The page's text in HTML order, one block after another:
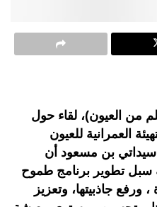
بجماعة الدشيرة (20 كلم من العيون)، لقاء حول
العمرانية للعيون
سيداتي بن مسعود أن
سبل تطوير برنامج طموح
ورفع جاذبيتها، وتعزيز